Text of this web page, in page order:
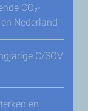
CO₂-
Nederland
C/SOV
en